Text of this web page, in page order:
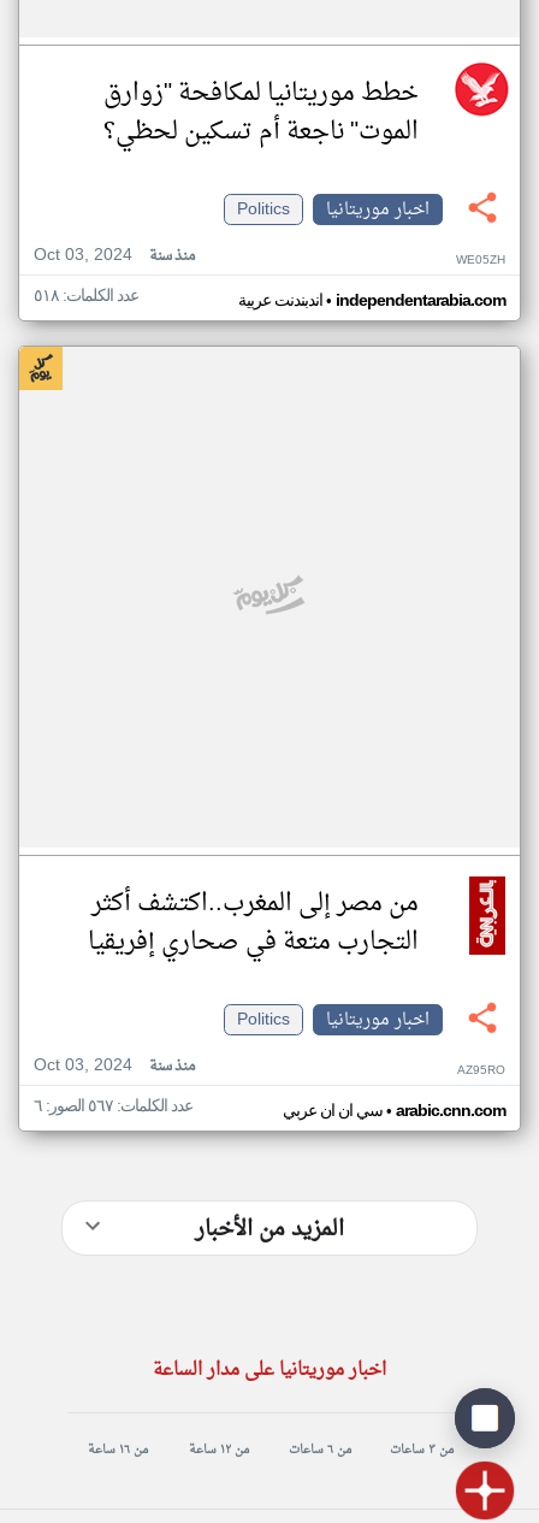
خطط موريتانيا لمكافحة "زوارق
الموت" ناجعة أم تسكين لحظي؟
اخبار موريتانيا
Politics
Oct 03, 2024
منذ سنة WE05ZH
اندبندنت عربية• independentarabia.com عدد الكلمات: ٥١٨
من مصر إلى المغرب..اكتشف أكثر
التجارب متعة في صحاري إفريقيا
اخبار موريتانيا
Politics
Oct 03, 2024
منذ سنة AZ95RO
سي ان ان عربي• arabic.cnn.com عدد الكلمات: ٥٦٧ الصور: ٦
المزيد من الأخبار
اخبار موريتانيا على مدار الساعة
من ٣ ساعات من ٦ ساعات من ١٢ ساعة من ١٦ ساعة